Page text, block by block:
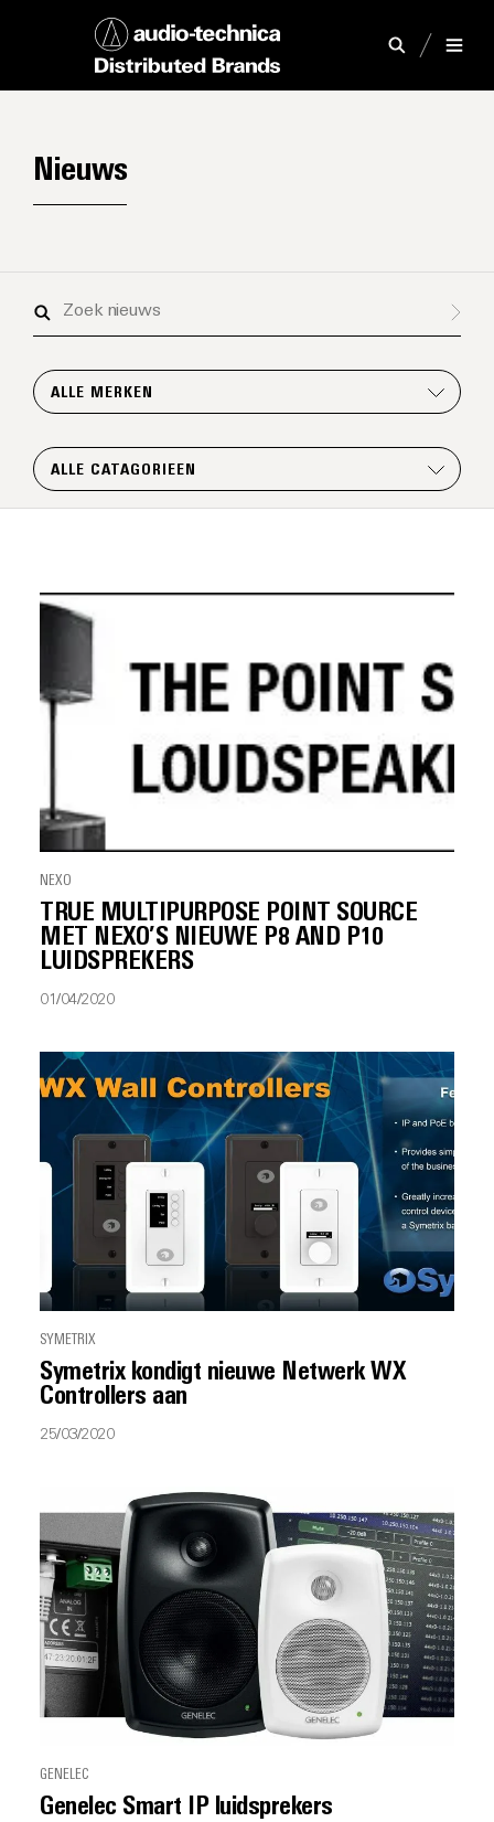
Nieuws
Zoek
ALLE MERKEN
ALLE CATAGORIEEN
NEXO
TRUE MULTIPURPOSE POINT SOURCE
MET NEXO’S NIEUWE P8 AND P10
LUIDSPREKERS
01/04/2020
SYMETRIX
Symetrix kondigt nieuwe Netwerk WX
Controllers aan
25/03/2020
GENELEC
Genelec Smart IP luidsprekers